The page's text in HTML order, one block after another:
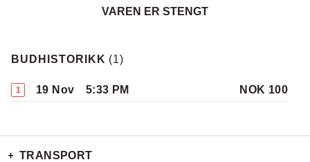
VAREN ER STENGT
BUDHISTORIKK (1)
1 19 Nov 5:33 PM NOK 100
TRANSPORT